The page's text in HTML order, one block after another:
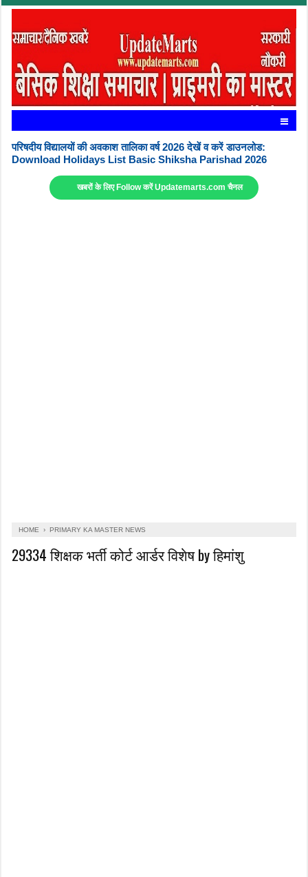
परिषदीय विद्यालयों की अवकाश तालिका वर्ष 2026 देखें व करें डाउनलोड:
Download Holidays List Basic Shiksha Parishad 2026
खबरों के लिए Follow करें Updatemarts.com चैनल
HOME › PRIMARY KA MASTER NEWS
29334 शिक्षक भर्ती कोर्ट आर्डर विशेष by हिमांशु